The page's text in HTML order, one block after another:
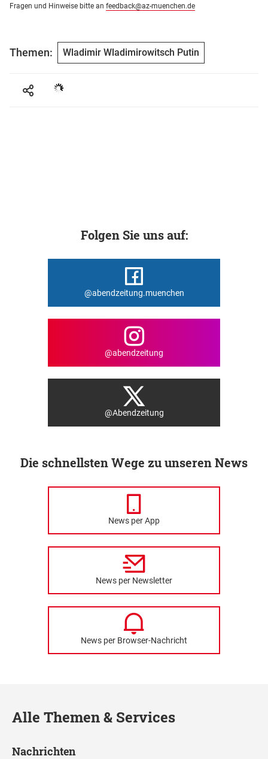
Fragen und Hinweise bitte an feedback@az-muenchen.de
Themen: Wladimir Wladimirowitsch Putin
Folgen Sie uns auf:
@abendzeitung.muenchen
@abendzeitung
@Abendzeitung
Die schnellsten Wege zu unseren News
News per App
News per Newsletter
News per Browser-Nachricht
Alle Themen & Services
Nachrichten